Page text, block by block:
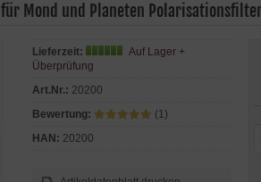
Mond und Planeten
Lieferzeit:
Auf Lager +
Überprüfung
Art.Nr.: 20200
Bewertung:
(1)
HAN: 20200